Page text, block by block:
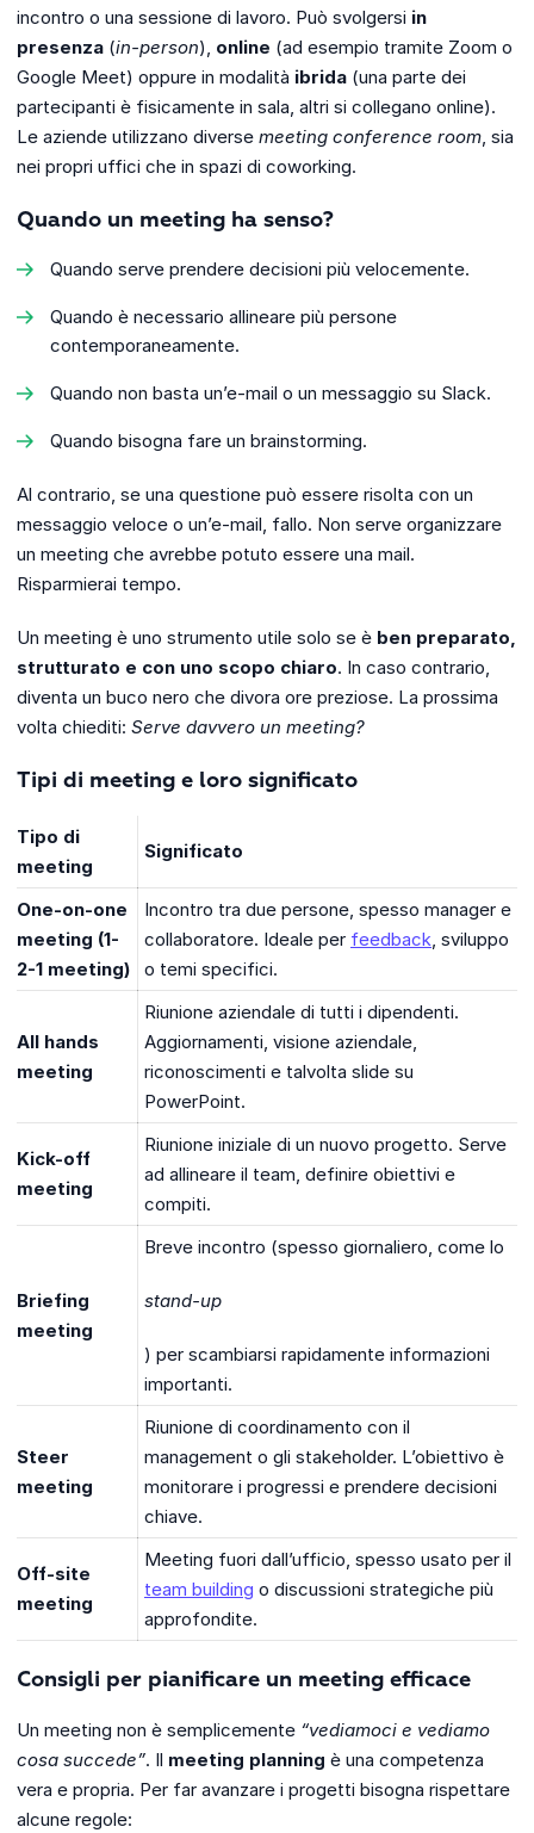
incontro o una sessione di lavoro. Può svolgersi in
presenza (in-person), online (ad esempio tramite Zoom o
Google Meet) oppure in modalità ibrida (una parte dei
partecipanti è fisicamente in sala, altri si collegano online).
Le aziende utilizzano diverse meeting conference room, sia
nei propri uffici che in spazi di coworking.
Quando un meeting ha senso?
Quando serve prendere decisioni più velocemente.
Quando è necessario allineare più persone
contemporaneamente.
Quando non basta un’e-mail o un messaggio su Slack.
Quando bisogna fare un brainstorming.
Al contrario, se una questione può essere risolta con un
messaggio veloce o un’e-mail, fallo. Non serve organizzare
un meeting che avrebbe potuto essere una mail.
Risparmierai tempo.
Un meeting è uno strumento utile solo se è ben preparato,
strutturato e con uno scopo chiaro. In caso contrario,
diventa un buco nero che divora ore preziose. La prossima
volta chiediti: Serve davvero un meeting?
Tipi di meeting e loro significato
Tipo di
meeting
Significato
One-on-one
meeting (1-
2-1 meeting)
Incontro tra due persone, spesso manager e
collaboratore. Ideale per feedback, sviluppo
o temi specifici.
All hands
meeting
Riunione aziendale di tutti i dipendenti.
Aggiornamenti, visione aziendale,
riconoscimenti e talvolta slide su
PowerPoint.
Kick-off
meeting
Riunione iniziale di un nuovo progetto. Serve
ad allineare il team, definire obiettivi e
compiti.
Briefing
meeting
Breve incontro (spesso giornaliero, come lo
stand-up
) per scambiarsi rapidamente informazioni
importanti.
Steer
meeting
Riunione di coordinamento con il
management o gli stakeholder. L’obiettivo è
monitorare i progressi e prendere decisioni
chiave.
Off-site
meeting
Meeting fuori dall’ufficio, spesso usato per il
team building o discussioni strategiche più
approfondite.
Consigli per pianificare un meeting efficace
Un meeting non è semplicemente “vediamoci e vediamo
cosa succede”. Il meeting planning è una competenza
vera e propria. Per far avanzare i progetti bisogna rispettare
alcune regole: